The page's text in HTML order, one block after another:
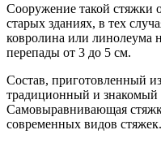
Сооружение такой стяжки
старых зданиях, в тех
ковролина или линолеума
перепады от 3 до 5 см.
Состав, приготовленный
традиционный и знакомый
Самовыравнивающая
современных видов стяжек.